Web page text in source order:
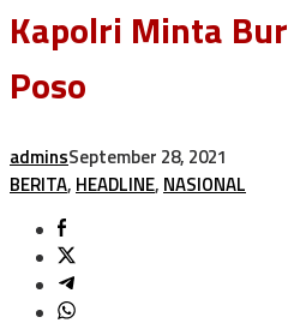
Kapolri Minta
Poso
adminsSeptember 28, 2021
BERITA, HEADLINE, NASIONAL